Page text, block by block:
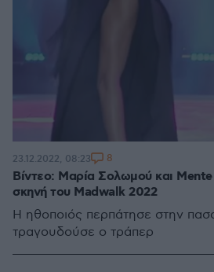
Βίντεο: Μαρία Σολωμού και
σκηνή του Madwalk 2022
Η ηθοποιός περπάτησε στην
τραγουδούσε ο τράπερ
23.12.2022, 08:23 8